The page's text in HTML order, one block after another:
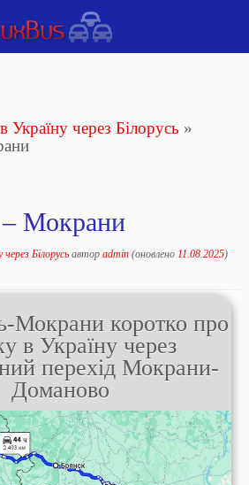
Україну через Білорусь »
Мокрани
Білорусь автор admin (оновлено 11.08.2025)
Мокрани коротко про
в Україну через
перехід Мокрани-
Доманово